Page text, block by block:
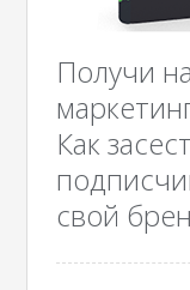
Получи
Как
свой